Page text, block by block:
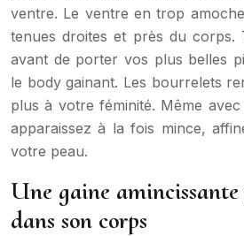
ventre. Le ventre en trop
tenues droites et près du corps.
avant de porter vos plus belles
le body gainant. Les bourrelets
plus à votre féminité. Même
apparaissez à la fois mince,
votre peau.
Une gaine
dans son corps